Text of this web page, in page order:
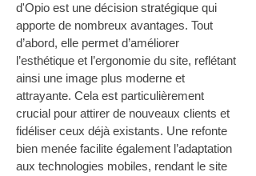
d'Opio est une décision stratégique qui
apporte de nombreux avantages. Tout
d’abord, elle permet d’améliorer
l’esthétique et l’ergonomie du site, reflétant
ainsi une image plus moderne et
attrayante. Cela est particulièrement
crucial pour attirer de nouveaux clients et
fidéliser ceux déjà existants. Une refonte
bien menée facilite également l’adaptation
aux technologies mobiles, rendant le site